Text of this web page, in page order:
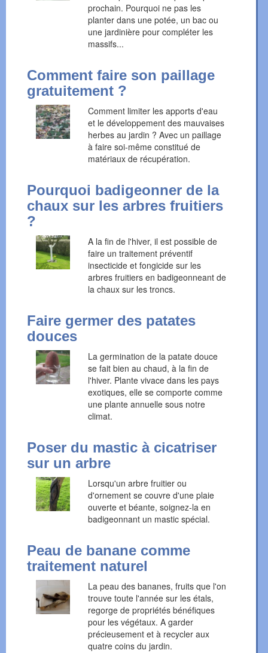
prochain. Pourquoi ne pas les
planter dans une potée, un bac ou
une jardinière pour compléter les
massifs...
Comment faire son paillage
gratuitement ?
Comment limiter les apports d'eau
et le développement des mauvaises
herbes au jardin ? Avec un paillage
à faire soi-même constitué de
matériaux de récupération.
Pourquoi badigeonner de la
chaux sur les arbres fruitiers
?
A la fin de l'hiver, il est possible de
faire un traitement préventif
insecticide et fongicide sur les
arbres fruitiers en badigeonneant de
la chaux sur les troncs.
Faire germer des patates
douces
La germination de la patate douce
se fait bien au chaud, à la fin de
l'hiver. Plante vivace dans les pays
exotiques, elle se comporte comme
une plante annuelle sous notre
climat.
Poser du mastic à cicatriser
sur un arbre
Lorsqu'un arbre fruitier ou
d'ornement se couvre d'une plaie
ouverte et béante, soignez-la en
badigeonnant un mastic spécial.
Peau de banane comme
traitement naturel
La peau des bananes, fruits que l'on
trouve toute l'année sur les étals,
regorge de propriétés bénéfiques
pour les végétaux. A garder
précieusement et à recycler aux
quatre coins du jardin.